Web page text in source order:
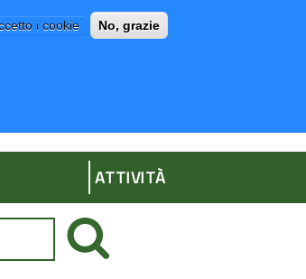
i cookie No, grazie
ATTIVITÀ